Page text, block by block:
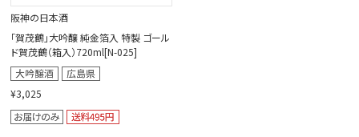
阪神の日本酒
「賀茂鶴」大吟醸 純金箔入 特製 ゴール
ド賀茂鶴（箱入）720ml[N-025]
¥3,025